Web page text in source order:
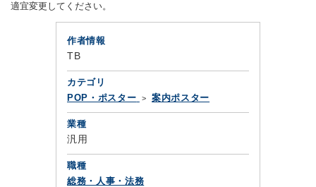
適宜変更してください。
作者情報
TB
カテゴリ
POP・ポスター
案内ポスター
業種
汎用
職種
総務・人事・法務